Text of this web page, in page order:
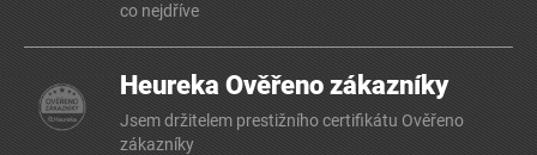
co nejdříve
Heureka Ověřeno zákazníky
Jsem držitelem prestižního certifikátu Ověřeno
zákazníky